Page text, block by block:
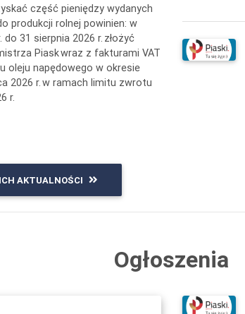
część pieniędzy wydanych
produkcji rolnej powinien: w
31 sierpnia 2026 r. złożyć
Piask wraz z fakturami VAT
oleju napędowego w okresie
2026 r. w ramach limitu zwrotu
r.
AKTUALNOŚCI
Ogłoszenia